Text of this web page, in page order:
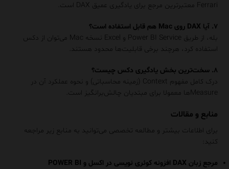
Ferrari معتبرترین مرجع برای یادگیری عمیق DAX است.
۷. آیا DAX روی Mac هم قابل استفاده است؟
بله، از طریق Power BI Service و Excel نسخه Mac می‌توان از دکس
استفاده کرد، هرچند برخی قابلیت‌ها محدود هستند.
۸. سخت‌ترین بخش یادگیری دکس چیست؟
درک کامل مفهوم Context (زمینه محاسباتی) و نحوه عملکرد آن در
Measureها معمولا برای مبتدیان چالش‌برانگیز است.
منابع و مقالات
برای اطلاعات بیشتر و مطالعه تخصصی می‌توانید به منابع زیر مراجعه
کنید:
مرجع زبان DAX افزونه کوئری نویسی در اکسل و POWER BI